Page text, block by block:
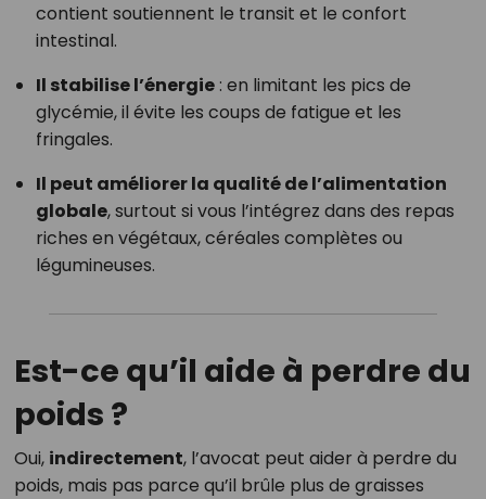
contient soutiennent le transit et le confort
intestinal.
Il stabilise l’énergie: en limitant les pics de
glycémie, il évite les coups de fatigue et les
fringales.
Il peut améliorer la qualité de l’alimentation
globale, surtout si vous l’intégrez dans des repas
riches en végétaux, céréales complètes ou
légumineuses.
Est-ce qu’il aide à perdre du
poids ?
Oui, indirectement, l’avocat peut aider à perdre du
poids, mais pas parce qu’il brûle plus de graisses